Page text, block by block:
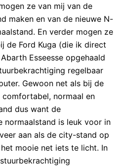
ze van mij van de
maken en van de nieuwe N-
En verder mogen ze
de Ford Kuga (die ik direct
Esseesse opgehaald
regelbaar
Gewoon net als bij de
comfortabel, normaal en
dus want de
normaalstand is leuk voor in
aan als de city-stand op
mooie net iets te licht. In